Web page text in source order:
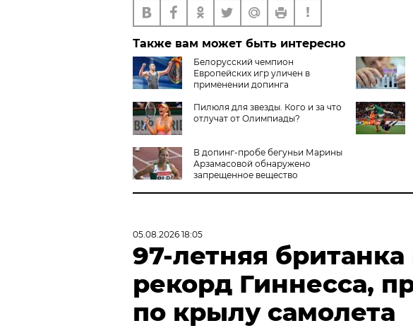
Также вам может быть интересно
Белорусский чемпион
Европейских игр уличен в
применении допинга
Пилюля для звезды. Кого и за что
отлучат от Олимпиады?
В допинг-пробе бегуньи Марины
Арзамасовой обнаружено
запрещенное вещество
05.08.2026 18:05
97-летняя
рекорд Гиннесса,
по крылу самолета